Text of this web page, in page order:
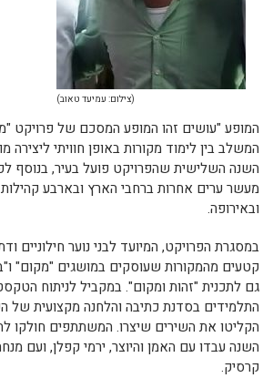
(צילום: עמיעד טאוב)
המופע "עושים זהו המופע המסכם של פרויקט
המשלב בין לימוד מקורות באופן חוויתי ליצירה
השנה השלישית שהפרויקט פועל בעיר, בנוסף
מעשר ערים אחרות ברחבי הארץ ובארבע קהילות
ובאירופה.
במסגרת הפרויקט, המיועד לבני נוער חילוניים
קטעים מהמקורות שעוסקים במושגים "מקום"
גם לתכנית "זהות ומקום". במקביל לניתוח
התלמידים בסדנת כתיבה והלחנה מקצועית של
הקליטו את השירים שיצרו. המשתתפים חולקו
השנה עבדו עם האמן והיוצר, ירמי קפלן, ועם
קרסיק.